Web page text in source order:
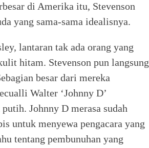
di Amerika itu, Stevenson
yang sama-sama idealisnya.
lantaran tak ada orang yang
hitam. Stevenson pun langsung
besar dari mereka
Walter ‘Johnny D’
Johnny D merasa sudah
untuk menyewa pengacara yang
tentang pembunuhan yang